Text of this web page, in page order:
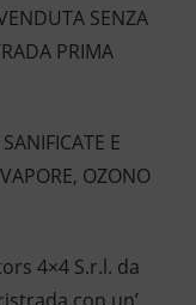
SENZA
PRIMA
E
OZONO
4×4 S.r.l. da